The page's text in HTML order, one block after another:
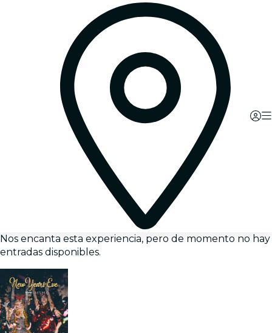
Nos encanta esta experiencia, pero de momento no hay
entradas disponibles.